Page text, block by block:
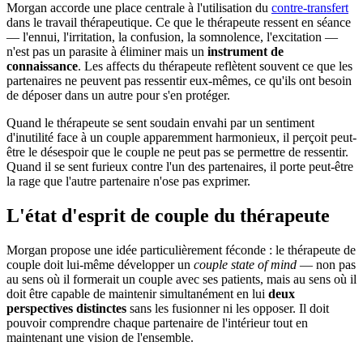
Morgan accorde une place centrale à l'utilisation du contre-transfert
dans le travail thérapeutique. Ce que le thérapeute ressent en séance
— l'ennui, l'irritation, la confusion, la somnolence, l'excitation —
n'est pas un parasite à éliminer mais un instrument de
connaissance. Les affects du thérapeute reflètent souvent ce que les
partenaires ne peuvent pas ressentir eux-mêmes, ce qu'ils ont besoin
de déposer dans un autre pour s'en protéger.
Quand le thérapeute se sent soudain envahi par un sentiment
d'inutilité face à un couple apparemment harmonieux, il perçoit peut-
être le désespoir que le couple ne peut pas se permettre de ressentir.
Quand il se sent furieux contre l'un des partenaires, il porte peut-être
la rage que l'autre partenaire n'ose pas exprimer.
L'état d'esprit de couple du thérapeute
Morgan propose une idée particulièrement féconde : le thérapeute de
couple doit lui-même développer un couple state of mind — non pas
au sens où il formerait un couple avec ses patients, mais au sens où il
doit être capable de maintenir simultanément en lui deux
perspectives distinctes sans les fusionner ni les opposer. Il doit
pouvoir comprendre chaque partenaire de l'intérieur tout en
maintenant une vision de l'ensemble.